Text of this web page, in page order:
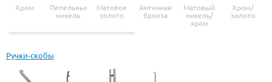
Хром
Пепельный
никель
Матовое
золото
Античная
бронза
Матовый
никель/
хром
Хром/
золото
Ручки-скобы